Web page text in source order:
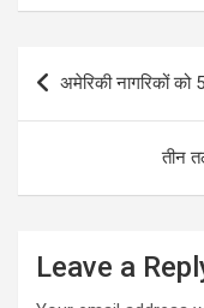
Post
navigation
अमेरिकी नागरिकों को
तीन
Leave a